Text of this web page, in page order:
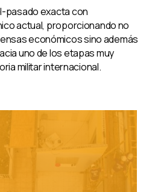
pasado exacta con
actual, proporcionando no
económicos sino además
uno de los etapas muy
militar internacional.